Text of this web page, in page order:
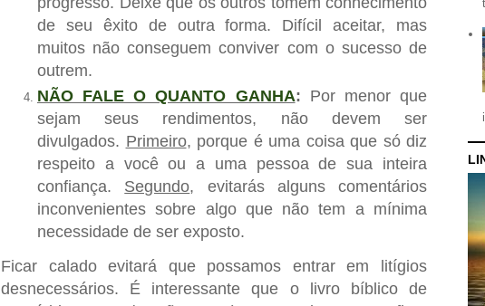
de seu êxito de outra forma. Difícil aceitar, mas
muitos não conseguem conviver com o sucesso de
outrem.
NÃO FALE O QUANTO GANHA: Por menor que
sejam seus rendimentos, não devem ser
divulgados. Primeiro, porque é uma coisa que só diz
respeito a você ou a uma pessoa de sua inteira
confiança. Segundo, evitarás alguns comentários
inconvenientes sobre algo que não tem a mínima
necessidade de ser exposto.
Ficar calado evitará que possamos entrar em litígios
desnecessários. É interessante que o livro bíblico de